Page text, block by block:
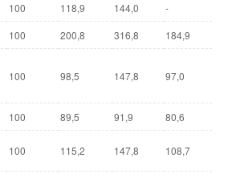
100 118,9 144,0
-
100 200,8 316,8
184,9
100 98,5 147,8 97,0
100 89,5 91,9
80,6
100 115,2 147,8 108,7